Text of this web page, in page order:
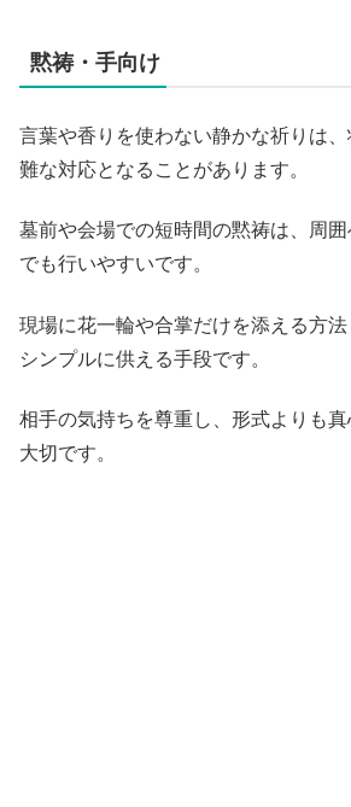
黙祷・手向け
言葉や香りを使わない静かな祈りは
難な対応となることがあります。
墓前や会場での短時間の黙祷は、周
でも行いやすいです。
現場に花一輪や合掌だけを添える方
シンプルに供える手段です。
相手の気持ちを尊重し、形式よりも
大切です。